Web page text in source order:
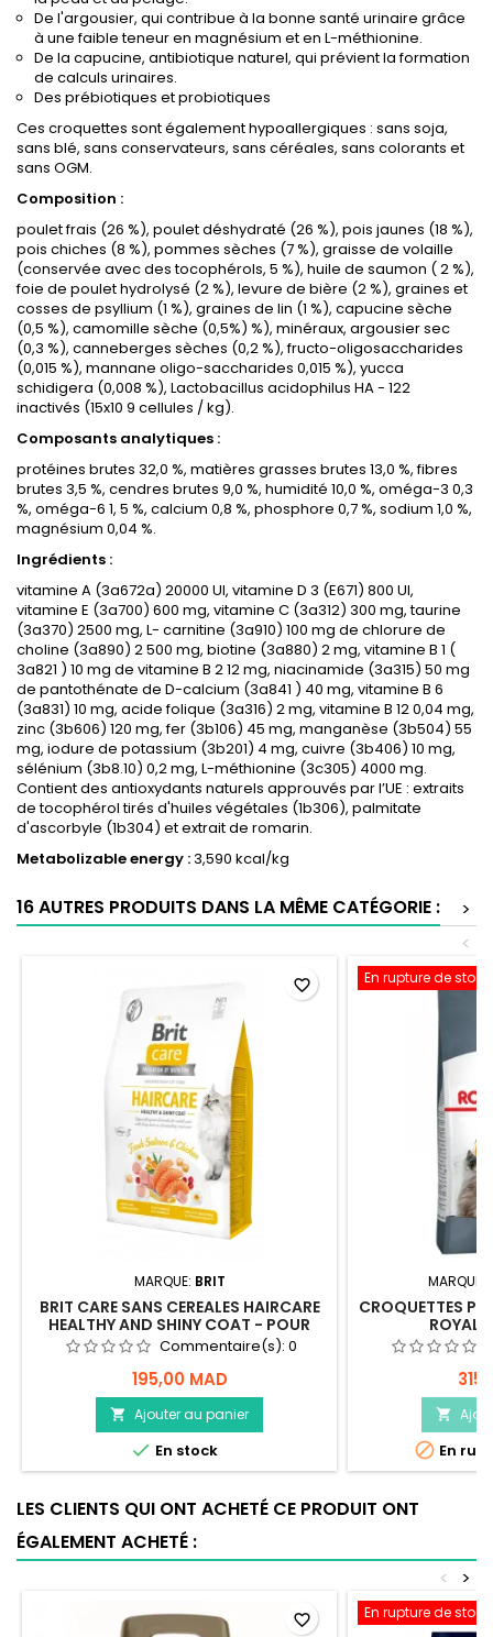
De l'argousier, qui contribue à la bonne santé urinaire grâce
à une faible teneur en magnésium et en L-méthionine.
De la capucine, antibiotique naturel, qui prévient la formation
de calculs urinaires.
Des prébiotiques et probiotiques
Ces croquettes sont également hypoallergiques : sans soja,
sans blé, sans conservateurs, sans céréales, sans colorants et
sans OGM.
Composition :
poulet frais (26 %), poulet déshydraté (26 %), pois jaunes (18 %),
pois chiches (8 %), pommes sèches (7 %), graisse de volaille
(conservée avec des tocophérols, 5 %), huile de saumon ( 2 %),
foie de poulet hydrolysé (2 %), levure de bière (2 %), graines et
cosses de psyllium (1 %), graines de lin (1 %), capucine sèche
(0,5 %), camomille sèche (0,5%) %), minéraux, argousier sec
(0,3 %), canneberges sèches (0,2 %), fructo-oligosaccharides
(0,015 %), mannane oligo-saccharides 0,015 %), yucca
schidigera (0,008 %), Lactobacillus acidophilus HA - 122
inactivés (15x10 9 cellules / kg).
Composants analytiques :
protéines brutes 32,0 %, matières grasses brutes 13,0 %, fibres
brutes 3,5 %, cendres brutes 9,0 %, humidité 10,0 %, oméga-3 0,3
%, oméga-6 1, 5 %, calcium 0,8 %, phosphore 0,7 %, sodium 1,0 %,
magnésium 0,04 %.
Ingrédients :
vitamine A (3a672a) 20000 UI, vitamine D 3 (E671) 800 UI,
vitamine E (3a700) 600 mg, vitamine C (3a312) 300 mg, taurine
(3a370) 2500 mg, L- carnitine (3a910) 100 mg de chlorure de
choline (3a890) 2 500 mg, biotine (3a880) 2 mg, vitamine B 1 (
3a821 ) 10 mg de vitamine B 2 12 mg, niacinamide (3a315) 50 mg
de pantothénate de D-calcium (3a841 ) 40 mg, vitamine B 6
(3a831) 10 mg, acide folique (3a316) 2 mg, vitamine B 12 0,04 mg,
zinc (3b606) 120 mg, fer (3b106) 45 mg, manganèse (3b504) 55
mg, iodure de potassium (3b201) 4 mg, cuivre (3b406) 10 mg,
sélénium (3b8.10) 0,2 mg, L-méthionine (3c305) 4000 mg.
Contient des antioxydants naturels approuvés par l’UE : extraits
de tocophérol tirés d'huiles végétales (1b306), palmitate
d'ascorbyle (1b304) et extrait de romarin.
Metabolizable energy :3,590 kcal/kg
16 AUTRES PRODUITS DANS LA MÊME CATÉGORIE :
>
<
MARQUE: BRIT
BRIT CARE SANS CEREALES HAIRCARE
HEALTHY AND SHINY COAT - POUR
CHAT - 2KG
Commentaire(s): 0
195,00 MAD
 Ajouter au panier
 En stock
favorite_border En rupture de stock
MARQUE:
CROQUETTES
ROYAL

 En
LES CLIENTS QUI ONT ACHETÉ CE PRODUIT ONT
ÉGALEMENT ACHETÉ :
>
<
favorite_border En rupture de stock